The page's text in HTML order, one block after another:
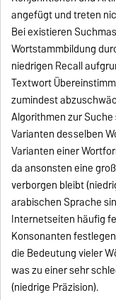
angefügt und treten
Bei existieren
Wortstammbildung
niedrigen Recall
Textwort
zumindest
Algorithmen zur
Varianten desselben
Varianten einer
da ansonsten eine
verborgen bleibt
arabischen Sprache
Internetseiten häufig
Konsonanten
die Bedeutung vieler
was zu einer sehr
(niedrige Präzision).